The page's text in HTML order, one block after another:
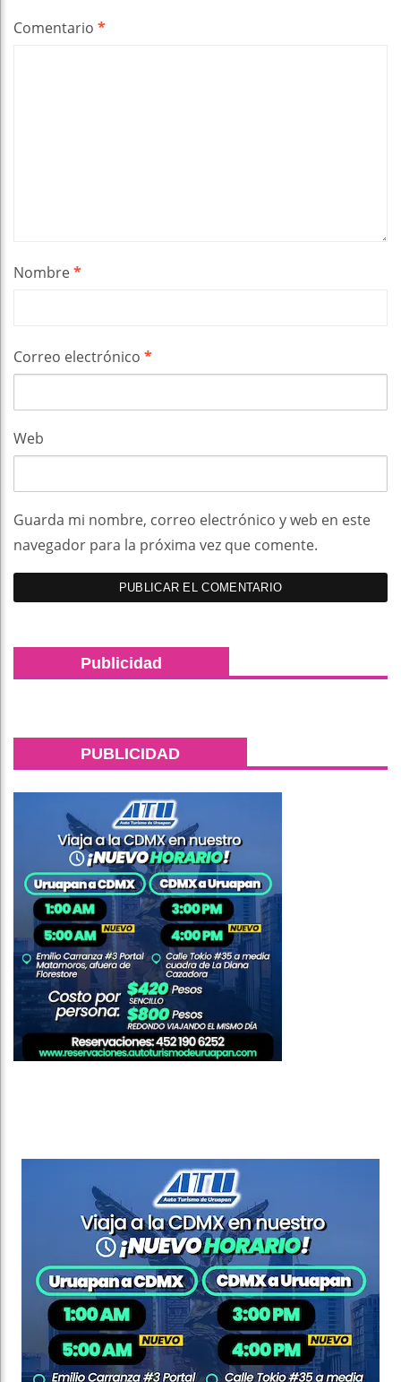
Comentario *
Nombre*
Correo electrónico *
Web
Guarda mi nombre, correo electrónico y web en este
navegador para la próxima vez que comente.
Publicidad
PUBLICIDAD